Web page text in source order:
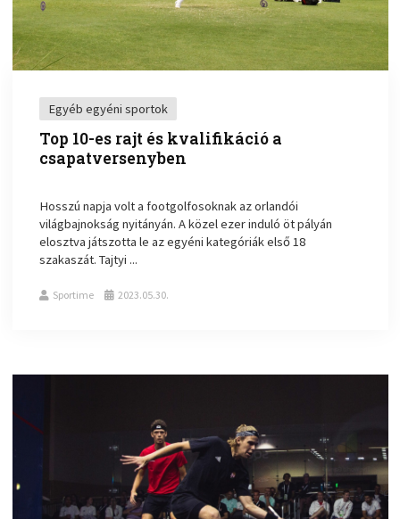
Egyéb egyéni sportok
Top 10-es rajt és kvalifikáció a
csapatversenyben
Hosszú napja volt a footgolfosoknak az orlandói
világbajnokság nyitányán. A közel ezer induló öt pályán
elosztva játszotta le az egyéni kategóriák első 18
szakaszát. Tajtyi ...
Sportime 2023.05.30.